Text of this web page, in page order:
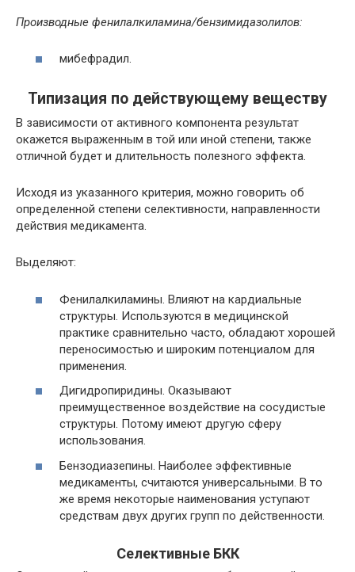
Производные фенилалкиламина/бензимидазолилов:
мибефрадил.
Типизация по действующему веществу
В зависимости от активного компонента результат
окажется выраженным в той или иной степени, также
отличной будет и длительность полезного эффекта.
Исходя из указанного критерия, можно говорить об
определенной степени селективности, направленности
действия медикамента.
Выделяют:
Фенилалкиламины. Влияют на кардиальные
структуры. Используются в медицинской
практике сравнительно часто, обладают хорошей
переносимостью и широким потенциалом для
применения.
Дигидропиридины. Оказывают
преимущественное воздействие на сосудистые
структуры. Потому имеют другую сферу
использования.
Бензодиазепины. Наиболее эффективные
медикаменты, считаются универсальными. В то
же время некоторые наименования уступают
средствам двух других групп по действенности.
Селективные БКК